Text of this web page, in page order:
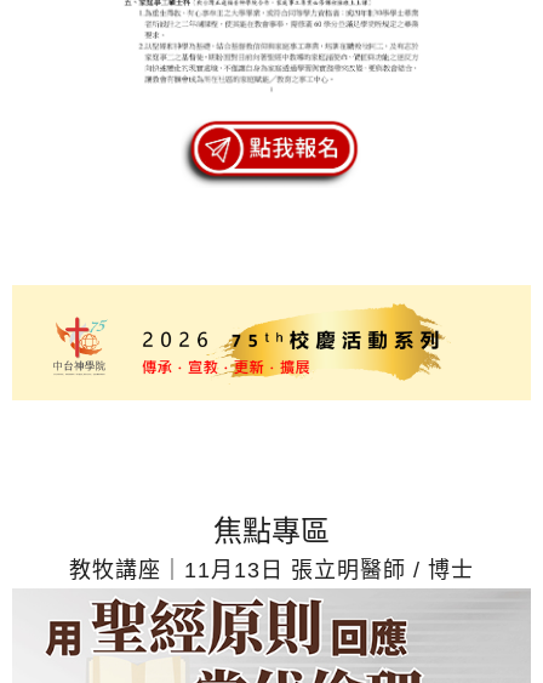
焦點專區
教牧講座｜11月13日 張立明醫師 / 博士